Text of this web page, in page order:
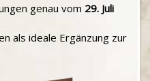
genau vom 29. Juli
als ideale Ergänzung zur